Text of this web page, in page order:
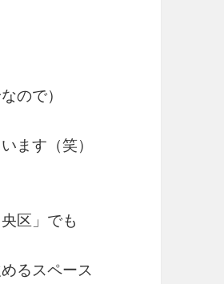
ので）
ます（笑）
区」でも
るスペース